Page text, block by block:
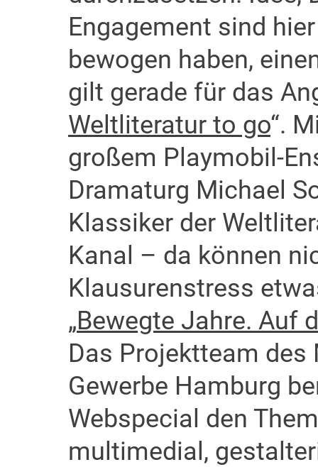
Engagement sind
bewogen haben,
gilt gerade für das
Weltliteratur to go“.
großem Playmobil-
Dramaturg Michael
Klassiker der
Kanal – da können
Klausurenstress
„Bewegte Jahre. Auf
Das Projektteam
Gewerbe Hamburg
Webspecial den
multimedial,